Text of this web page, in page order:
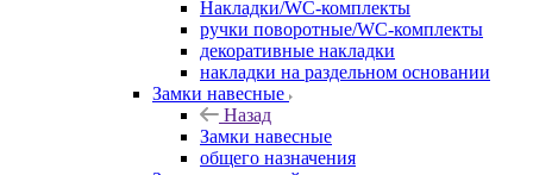
Накладки/WC-комплекты
ручки поворотные/WC-комплекты
декоративные накладки
накладки на раздельном основании
Замки навесные
Назад
Замки навесные
общего назначения